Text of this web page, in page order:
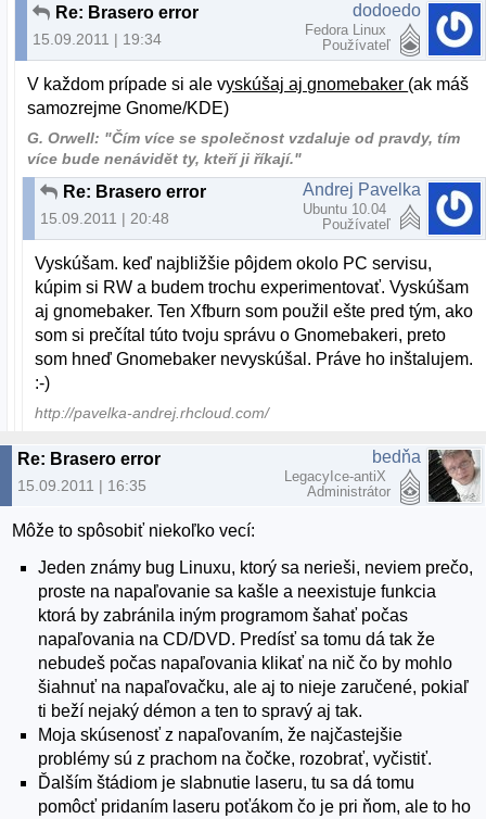
Re: Brasero error
15.09.2011 | 19:34
dodoedo
Fedora Linux
Používateľ
V každom prípade si ale vyskúšaj aj gnomebaker (ak máš
samozrejme Gnome/KDE)
G. Orwell: "Čím více se společnost vzdaluje od pravdy, tím
více bude nenávidět ty, kteří ji říkají."
Re: Brasero error
15.09.2011 | 20:48
Andrej Pavelka
Ubuntu 10.04
Používateľ
Vyskúšam. keď najbližšie pôjdem okolo PC servisu,
kúpim si RW a budem trochu experimentovať. Vyskúšam
aj gnomebaker. Ten Xfburn som použil ešte pred tým, ako
som si prečítal túto tvoju správu o Gnomebakeri, preto
som hneď Gnomebaker nevyskúšal. Práve ho inštalujem.
:-)
http://pavelka-andrej.rhcloud.com/
Re: Brasero error
15.09.2011 | 16:35
bedňa
LegacyIce-antiX
Administrátor
Môže to spôsobiť niekoľko vecí:
Jeden známy bug Linuxu, ktorý sa nerieši, neviem prečo,
proste na napaľovanie sa kašle a neexistuje funkcia
ktorá by zabránila iným programom šahať počas
napaľovania na CD/DVD. Predísť sa tomu dá tak že
nebudeš počas napaľovania klikať na nič čo by mohlo
šiahnuť na napaľovačku, ale aj to nieje zaručené, pokiaľ
ti beží nejaký démon a ten to spravý aj tak.
Moja skúsenosť z napaľovaním, že najčastejšie
problémy sú z prachom na čočke, rozobrať, vyčistiť.
Ďalším štádiom je slabnutie laseru, tu sa dá tomu
pomôcť pridaním laseru poťákom čo je pri ňom, ale to ho